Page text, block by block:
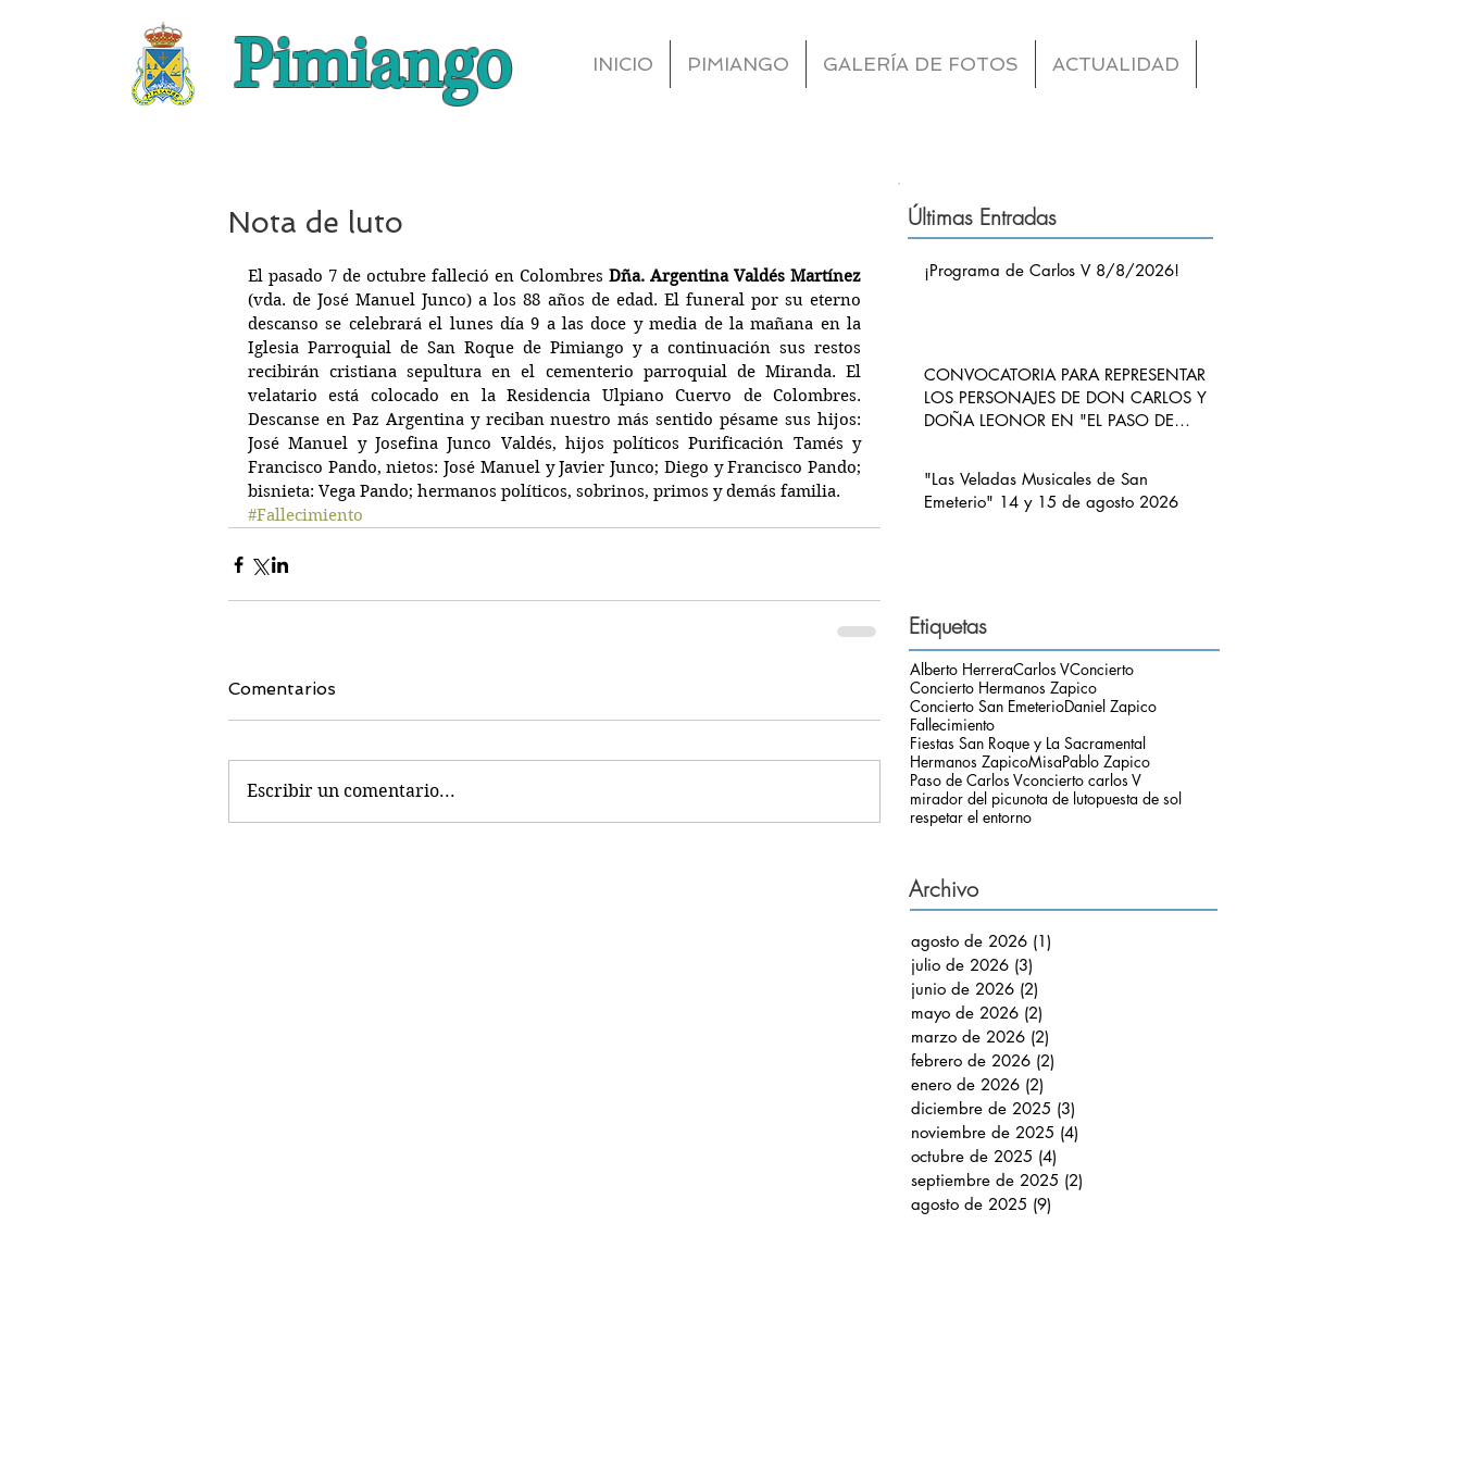
Pimiango INICIO PIMIANGO GALERÍA DE FOTOS ACTUALIDAD
Nota de luto
El pasado 7 de octubre falleció en Colombres
(vda. de José Manuel Junco) a los 88 años de edad. El funeral por su eterno
descanso se celebrará el lunes día 9 a las doce y media de la mañana en la
Iglesia Parroquial de San Roque de Pimiango y a continuación sus restos
recibirán cristiana sepultura en el cementerio parroquial de Miranda. El
velatario está colocado en la Residencia Ulpiano Cuervo de Colombres.
Descanse en Paz Argentina y reciban nuestro más sentido pésame sus hijos:
José Manuel y Josefina Junco Valdés, hijos políticos Purificación Tamés y
Francisco Pando, nietos: José Manuel y Javier Junco; Diego y Francisco Pando;
bisnieta: Vega Pando; hermanos políticos, sobrinos, primos y demás familia.
#Fallecimiento
Comentarios
Escribir un comentario...
¡Programa de Carlos V 8/8/2026!
CONVOCATORIA PARA REPRESENTAR
LOS PERSONAJES DE DON CARLOS Y
DOÑA LEONOR EN "EL PASO DE
"Las Veladas Musicales de San
Emeterio" 14 y 15 de agosto 2026
Etiquetas
Alberto HerreraCarlos VConcierto
Concierto Hermanos Zapico
Concierto San EmeterioDaniel Zapico
Fallecimiento
Fiestas San Roque y La Sacramental
Hermanos ZapicoMisaPablo Zapico
Paso de Carlos Vconcierto carlos V
mirador del picunota de lutopuesta de sol
respetar el entorno
Archivo
agosto de 2026 (1)
julio de 2026 (3)
junio de 2026 (2)
mayo de 2026 (2)
marzo de 2026 (2)
febrero de 2026 (2)
enero de 2026 (2)
diciembre de 2025 (3)
noviembre de 2025 (4)
octubre de 2025 (4)
septiembre de 2025 (2)
agosto de 2025 (9)
Últimas Entradas